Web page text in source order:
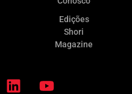
Edições
Shori
Magazine